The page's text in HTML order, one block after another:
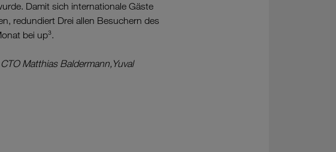
Damit sich internationale Gäste
redundiert Drei allen Besuchern des
bei up³.
Matthias Baldermann,Yuval